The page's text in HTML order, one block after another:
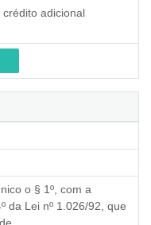
adicional
o § 1º, com a
da Lei nº 1.026/92, que